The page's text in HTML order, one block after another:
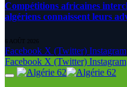
Compétitions africaines
algériens connaissent leurs
6 AOÛT 2026
Facebook X (Twitter) Instagram
Facebook X (Twitter) Instagram